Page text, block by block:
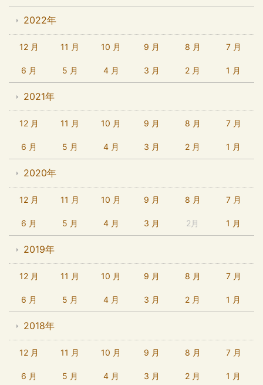
2022年
12 月 11 月 10 月 9 月 8 月 7 月
6 月 5 月 4 月 3 月 2 月 1 月
2021年
12 月 11 月 10 月 9 月 8 月 7 月
6 月 5 月 4 月 3 月 2 月 1 月
2020年
12 月 11 月 10 月 9 月 8 月 7 月
6 月 5 月 4 月 3 月 2月 1 月
2019年
12 月 11 月 10 月 9 月 8 月 7 月
6 月 5 月 4 月 3 月 2 月 1 月
2018年
12 月 11 月 10 月 9 月 8 月 7 月
6 月 5 月 4 月 3 月 2 月 1 月